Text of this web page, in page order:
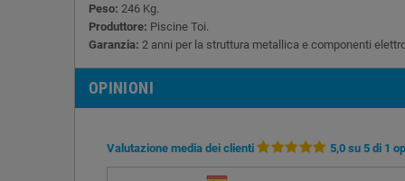
Peso: 246 Kg.
Produttore: Piscine Toi.
Garanzia: 2 anni per la struttura metallica e componenti
OPINIONI
Valutazione media dei clienti 5,0 su 5 di 1